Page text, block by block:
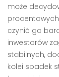
może
czynić go
inwestorów
stabilnych,
kolei spadek